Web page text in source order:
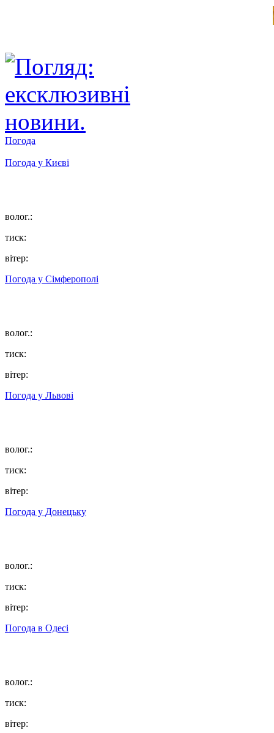
Погода
Погода у Києві
волог.:
тиск:
вітер:
Погода у Сімферополі
волог.:
тиск:
вітер:
Погода у Львові
волог.:
тиск:
вітер:
Погода у Донецьку
волог.:
тиск:
вітер:
Погода в Одесі
волог.:
тиск:
вітер: